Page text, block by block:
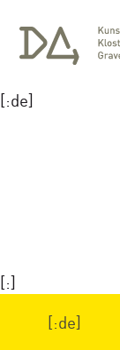
[:de]
[:]
[:de]